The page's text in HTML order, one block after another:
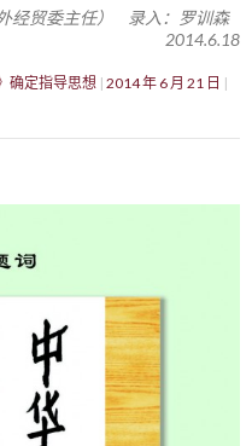
经贸委主任） 录入：罗训森
2014.6.18
确定指导思想 2014 年 6 月 21 日